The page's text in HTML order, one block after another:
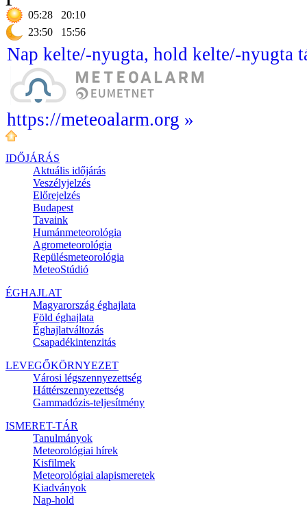
05:28
20:10
23:50
15:56
Nap kelte/-nyugta, hold kelte/-nyugta
https://meteoalarm.org »
IDŐJÁRÁS
Aktuális időjárás
Veszélyjelzés
Előrejelzés
Budapest
Tavaink
Humánmeteorológia
Agrometeorológia
Repülésmeteorológia
MeteoStúdió
ÉGHAJLAT
Magyarország éghajlata
Föld éghajlata
Éghajlatváltozás
Csapadékintenzitás
LEVEGŐKÖRNYEZET
Városi légszennyezettség
Háttérszennyezettség
Gammadózis-teljesítmény
ISMERET-TÁR
Tanulmányok
Meteorológiai hírek
Kisfilmek
Meteorológiai alapismeretek
Kiadványok
Nap-hold